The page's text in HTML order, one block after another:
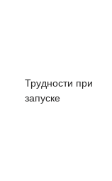
Трудности при
запуске